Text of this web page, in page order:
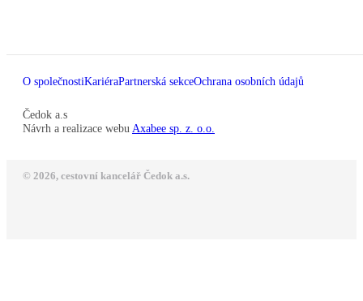
O společnostiKariéraPartnerská sekceOchrana osobních údajů
Čedok a.s
Návrh a realizace webu Axabee sp. z. o.o.
© 2026, cestovní kancelář Čedok a.s.